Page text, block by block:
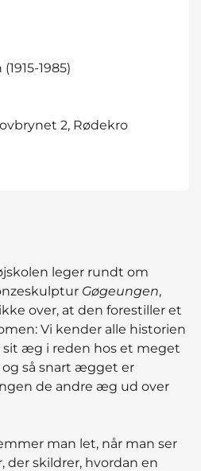
1985)
2, Rødekro
leger rundt om
Gøgeungen,
over, at den forestiller et
Vi kender alle historien
æg i reden hos et meget
så snart ægget er
de andre æg ud over
man let, når man ser
der skildrer, hvordan en